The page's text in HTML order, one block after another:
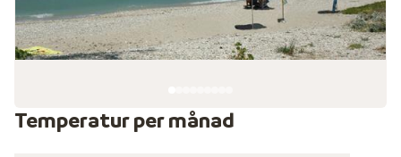
överraskningar i form av små byar, olivlundar och
enastående vyer över både ön, havet och fastlandet.
Restauranger i Acharavi
och tavernor och även några mataffärer.
Temperatur per månad